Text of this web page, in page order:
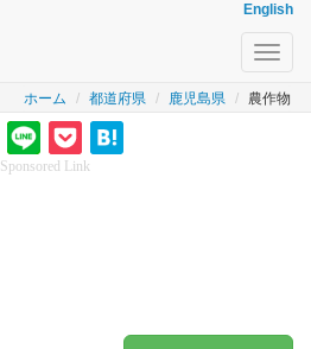
English
ホーム 都道府県 鹿児島県 農作物
Sponsored Link